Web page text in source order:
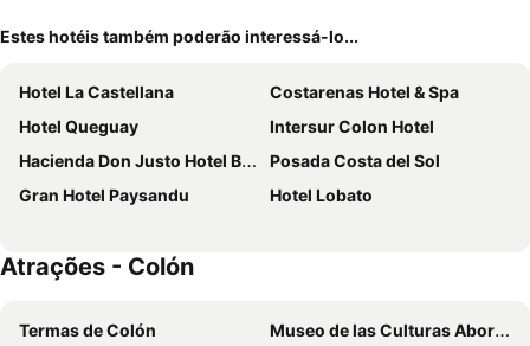
Estes hotéis também poderão interessá-lo...
Hotel La Castellana
Costarenas Hotel & Spa
Hotel Queguay
Intersur Colon Hotel
Hacienda Don Justo Hotel Boutique Spa
Posada Costa del Sol
Gran Hotel Paysandu
Hotel Lobato
Atrações - Colón
Termas de Colón
Museo de las Culturas Aborígenes Yuchán